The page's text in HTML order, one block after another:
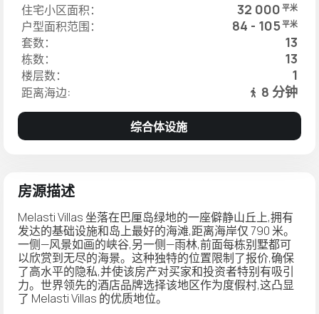
房源描述
Melasti Villas 坐落在巴厘岛绿地的一座僻静山丘上,拥有
发达的基础设施和岛上最好的海滩,距离海岸仅 790 米。
一侧—风景如画的峡谷,另一侧—雨林,前面每栋别墅都可
以欣赏到无尽的海景。这种独特的位置限制了报价,确保
了高水平的隐私,并使该房产对买家和投资者特别有吸引
力。世界领先的酒店品牌选择该地区作为度假村,这凸显
了 Melasti Villas 的优质地位。
住宅小区面积： 32 000 平米
户型面积范围： 84 - 105平米
套数： 13
栋数： 13
楼层数： 1
距离海边: 8 分钟
综合体设施